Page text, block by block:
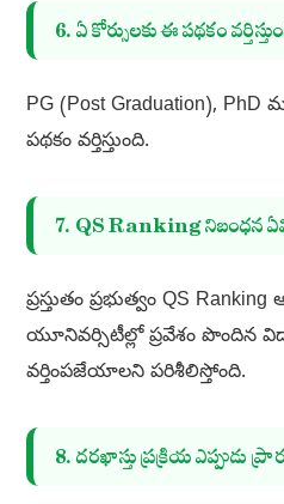
6. ఏ కోర్సులకు ఈ పథకం
PG (Post Graduation), PhD
పథకం వర్తిస్తుంది.
7. QS Ranking నిబంధన
ప్రస్తుతం ప్రభుత్వం QS
యూనివర్సిటీల్లో ప్రవేశం పొందిన
వర్తింపజేయాలని పరిశీలిస్తోంది.
8. దరఖాస్తు ప్రక్రియ ఎప్పుడు